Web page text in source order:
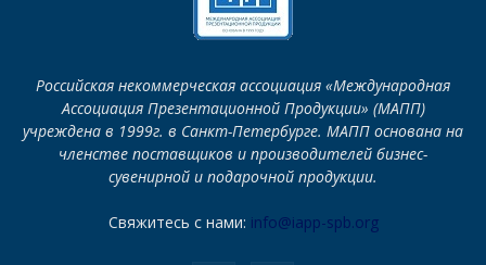
Российская некоммерческая ассоциация «Международная
Ассоциация Презентационной Продукции» (МАПП)
учреждена в 1999г. в Санкт-Петербурге. МАПП основана на
членстве поставщиков и производителей бизнес-
сувенирной и подарочной продукции.
Свяжитесь с нами: info@iapp-spb.org